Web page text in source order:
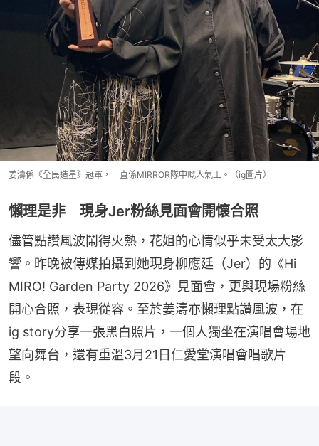
姜濤係《全民造星》冠軍，一直係MIRROR隊中嘅人氣王。（ig圖片）
懶理是非 現身Jer粉絲見面會開懷合照
儘管點讚風波鬧得火熱，花姐的心情似乎未受太大影
響。昨晚被傳媒拍攝到她現身柳應廷（Jer）的《Hi
MIRO! Garden Party 2026》見面會，更與現場粉絲
開心合照，表現從容。至於姜濤亦懶理點讚風波，在
ig story分享一張黑白照片，一個人獨坐在演唱會場地
望向舞台，還有重溫3月21日仁愛堂演唱會唱歌片
段。